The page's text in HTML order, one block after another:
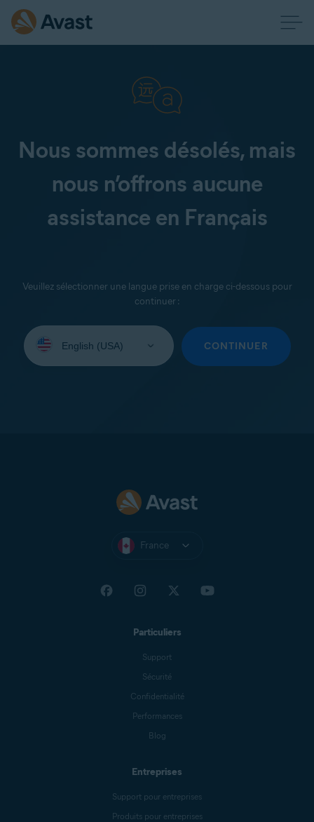
Nous sommes désolés, mais
nous n’offrons aucune
assistance en Français
Veuillez sélectionner une langue prise en charge ci-dessous pour
continuer :
une
CONTINUER
France
Particuliers
Support
Sécurité
Confidentialité
Performances
Blog
Entreprises
Support pour entreprises
Produits pour entreprises